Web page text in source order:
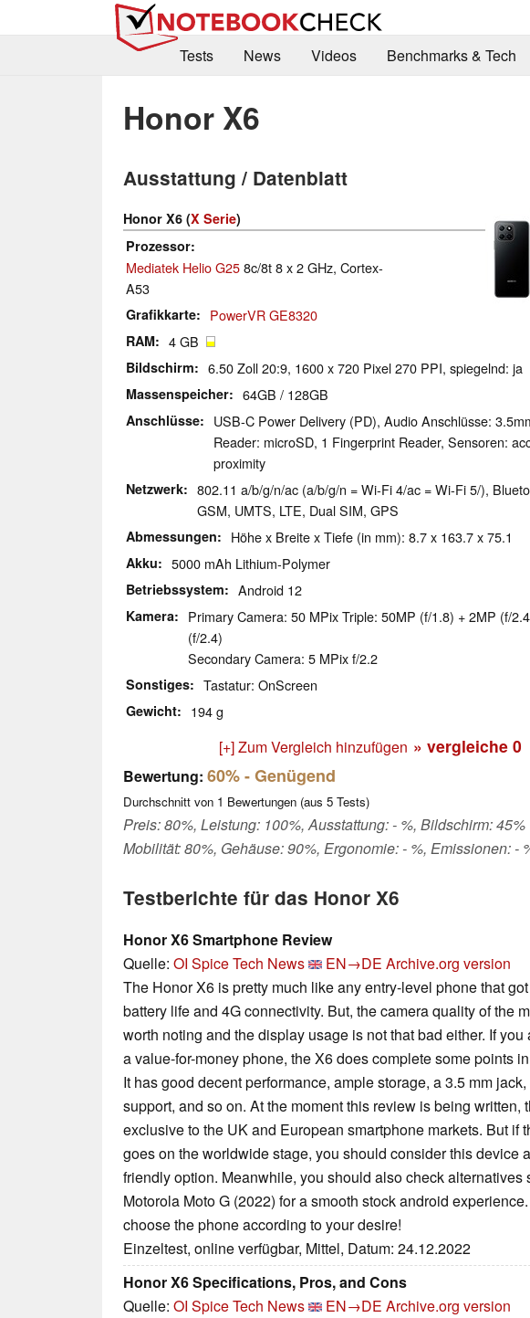
Tests
News Videos Benchmarks & Tech
Honor X6
Ausstattung / Datenblatt
Honor X6 (X Serie)
Prozessor
Mediatek Helio G258c/8t 8 x 2 GHz, Cortex-
A53
Grafikkarte PowerVR GE8320
RAM 4 GB
Bildschirm 6.50 Zoll 20:9, 1600 x 720 Pixel 270 PPI, spiegelnd: ja
Massenspeicher 64GB / 128GB
Anschlüsse
USB-C Power Delivery (PD), Audio Anschlüsse:
Reader: microSD, 1 Fingerprint Reader, Sensoren:
proximity
Netzwerk
802.11 a/b/g/n/ac (a/b/g/n = Wi-Fi 4/ac = Wi-Fi 5/),
GSM, UMTS, LTE, Dual SIM, GPS
Abmessungen Höhe x Breite x Tiefe (in mm): 8.7 x 163.7 x 75.1
Akku 5000 mAh Lithium-Polymer
Betriebssystem Android 12
Kamera
Primary Camera: 50 MPix Triple: 50MP (f/1.8) + 2MP (f/
(f/2.4)
Secondary Camera: 5 MPix f/2.2
Sonstiges Tastatur: OnScreen
Gewicht 194 g
[+] Zum Vergleich hinzufügen » vergleiche 0
Bewertung: 60%- Genügend
Durchschnitt von 1 Bewertungen (aus 5 Tests)
Preis: 80%, Leistung: 100%, Ausstattung: - %, Bildschirm: 45%
Mobilität: 80%, Gehäuse: 90%, Ergonomie: - %, Emissionen: -
Testberichte für das Honor X6
Honor X6 Smartphone Review
Quelle: OI Spice Tech News EN→DE Archive.org version
The Honor X6 is pretty much like any entry-level phone that
battery life and 4G connectivity. But, the camera quality of the
worth noting and the display usage is not that bad either. If you
a value-for-money phone, the X6 does complete some points
It has good decent performance, ample storage, a 3.5 mm
support, and so on. At the moment this review is being written,
exclusive to the UK and European smartphone markets. But if
goes on the worldwide stage, you should consider this device
friendly option. Meanwhile, you should also check alternatives
Motorola Moto G (2022) for a smooth stock android
choose the phone according to your desire!
Einzeltest, online verfügbar, Mittel, Datum: 24.12.2022
Honor X6 Specifications, Pros, and Cons
Quelle: OI Spice Tech News EN→DE Archive.org version